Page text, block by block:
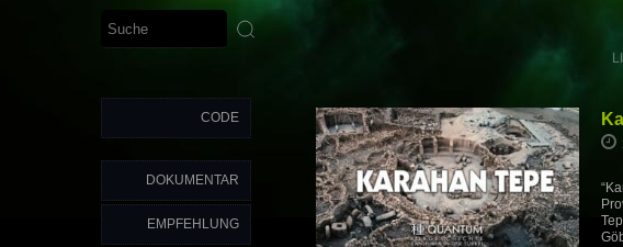
CODE
DOKUMENTAR
EMPFEHLUNG